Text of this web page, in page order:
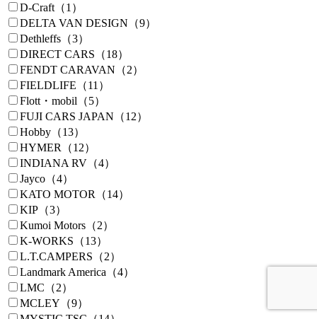
D-Craft（1）
DELTA VAN DESIGN（9）
Dethleffs（3）
DIRECT CARS（18）
FENDT CARAVAN（2）
FIELDLIFE（11）
Flott・mobil（5）
FUJI CARS JAPAN（12）
Hobby（13）
HYMER（12）
INDIANA RV（4）
Jayco（4）
KATO MOTOR（14）
KIP（3）
Kumoi Motors（2）
K-WORKS（13）
L.T.CAMPERS（2）
Landmark America（4）
LMC（2）
MCLEY（9）